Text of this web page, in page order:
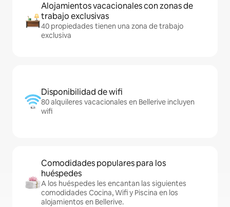
Alojamientos vacacionales con zonas de
trabajo exclusivas
40 propiedades tienen una zona de trabajo
exclusiva
Disponibilidad de wifi
80 alquileres vacacionales en Bellerive incluyen
wifi
Comodidades populares para los
huéspedes
A los huéspedes les encantan las siguientes
comodidades Cocina, Wifi y Piscina en los
alojamientos en Bellerive.